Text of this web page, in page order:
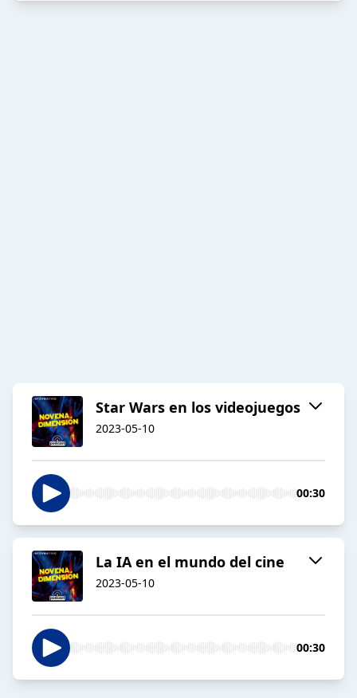
Star Wars en los videojuegos
2023-05-10
00:30
La IA en el mundo del cine
2023-05-10
00:30